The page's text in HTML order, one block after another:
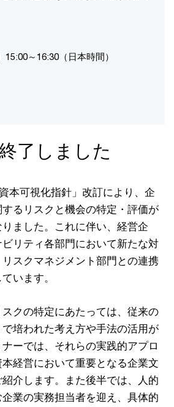
～16:30（日本時間）
了しました
本可視化指針」改訂により、企
るリスクと機会の特定・評価が
ました。これに伴い、経営企
リティ各部門において新たな対
スクマネジメント部門との連携
います。
クの特定にあたっては、従来の
培われた考え方や手法の活用が
ーでは、それらの実践的アプロ
経営において重要となる企業文
介します。また後半では、人的
業の実務担当者を迎え、具体的